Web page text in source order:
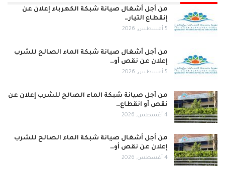
من أجل أشغال صيانة شبكة الكهرباء إعلان عن
إنقطاع التيار…
5 أغسطس, 2026
من أجل أشغال صيانة شبكة الماء الصالح للشرب
إعلان عن نقص أو…
5 أغسطس, 2026
من أجل صيانة شبكة الماء الصالح للشرب إعلان عن
نقص أو انقطاع…
4 أغسطس, 2026
من أجل أشغال صيانة شبكة الماء الصالح للشرب
إعلان عن نقص أو…
4 أغسطس, 2026